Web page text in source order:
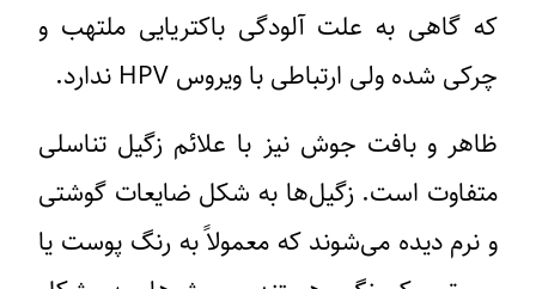
که گاهی به علت آلودگی باکتریایی ملتهب و
چرکی شده ولی ارتباطی با ویروس HPV ندارد.
ظاهر و بافت جوش نیز با علائم زگیل تناسلی
متفاوت است. زگیل‌ها به شکل ضایعات گوشتی
و نرم دیده می‌شوند که معمولاً به رنگ پوست یا